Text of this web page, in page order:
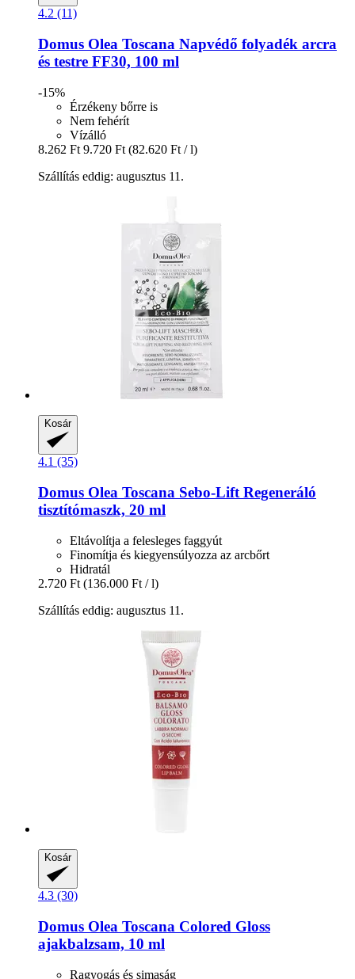
4.2 (11)
Domus Olea Toscana Napvédő folyadék arcra
és testre FF30, 100 ml
-15%
Érzékeny bőrre is
Nem fehérít
Vízálló
8.262 Ft 9.720 Ft (82.620 Ft / l)
Szállítás eddig: augusztus 11.
Kosár
4.1 (35)
Domus Olea Toscana Sebo-​Lift Regeneráló
tisztítómaszk, 20 ml
Eltávolítja a felesleges faggyút
Finomítja és kiegyensúlyozza az arcbőrt
Hidratál
2.720 Ft (136.000 Ft / l)
Szállítás eddig: augusztus 11.
Kosár
4.3 (30)
Domus Olea Toscana Colored Gloss
ajakbalzsam, 10 ml
Ragyogás és simaság